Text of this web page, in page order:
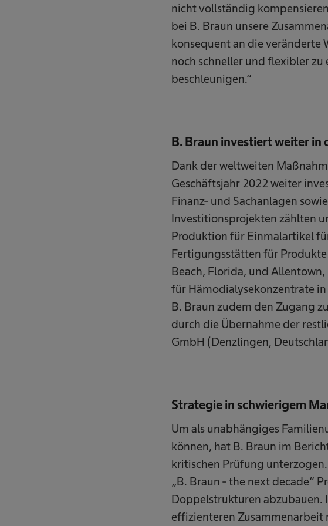
nicht vollständig
bei B. Braun unsere
konsequent an die veränderte
noch schneller und flexibler
beschleunigen.“
B. Braun investiert weiter in
Dank der weltweiten
Geschäftsjahr 2022 weiter
Finanz- und Sachanlagen
Investitionsprojekten zählten
Produktion für Einmalartikel
Fertigungsstätten für
Beach, Florida, und
für Hämodialysekonzentrate
B. Braun zudem den Zugang
durch die Übernahme der
GmbH (Denzlingen,
Strategie in schwierigem
Um als unabhängiges
können, hat B. Braun im
kritischen Prüfung
„B. Braun - the next decade“
Doppelstrukturen abzubauen.
effizienteren